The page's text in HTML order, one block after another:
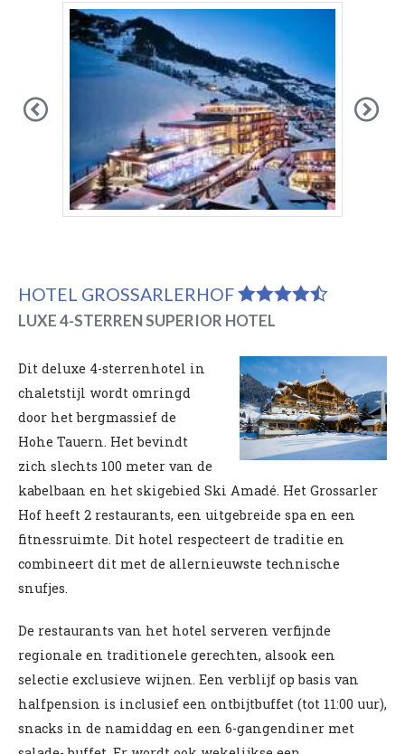
HOTEL GROSSARLERHOF
LUXE 4-STERREN SUPERIOR HOTEL
Dit deluxe 4-sterrenhotel in
chaletstijl wordt omringd
door het bergmassief de
Hohe Tauern. Het bevindt
zich slechts 100 meter van de
kabelbaan en het skigebied Ski Amadé. Het Grossarler
Hof heeft 2 restaurants, een uitgebreide spa en een
fitnessruimte. Dit hotel respecteert de traditie en
combineert dit met de allernieuwste technische
snufjes.
De restaurants van het hotel serveren verfijnde
regionale en traditionele gerechten, alsook een
selectie exclusieve wijnen. Een verblijf op basis van
halfpension is inclusief een ontbijtbuffet (tot 11:00 uur),
snacks in de namiddag en een 6-gangendiner met